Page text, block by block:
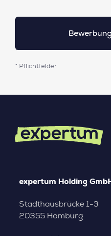
* Pflichtfelder
expertum Holding
Stadthausbrücke 1-3
20355 Hamburg